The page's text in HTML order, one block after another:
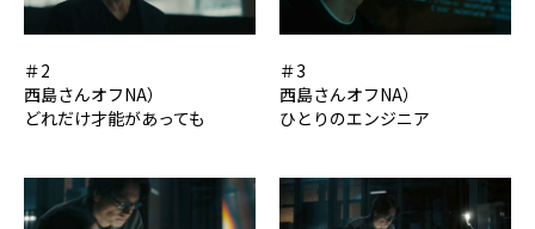
＃2
西島さんオフNA）
どれだけ才能があっても
＃3
西島さんオフNA）
ひとりのエンジニア